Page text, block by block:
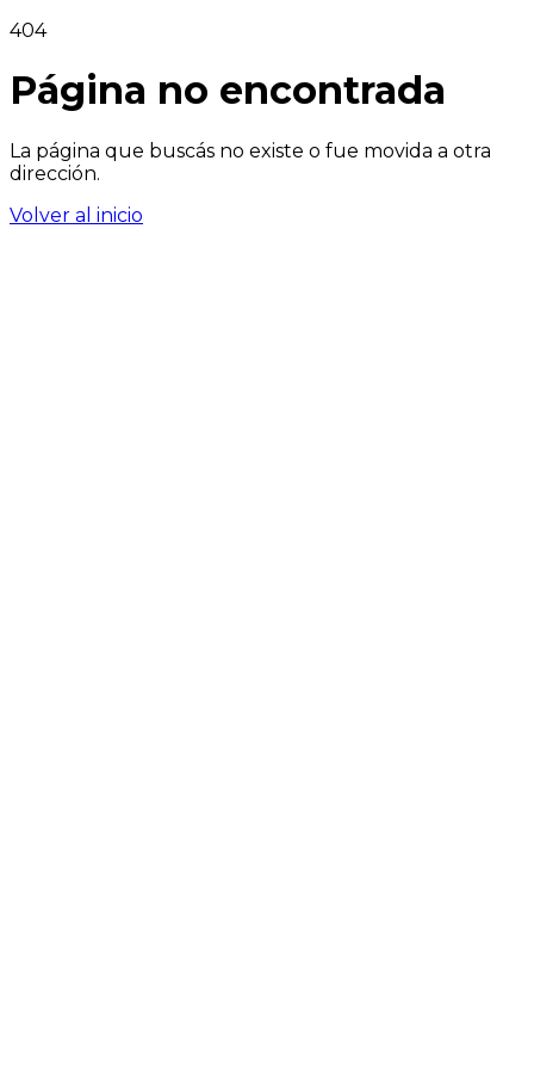
404
Página no encontrada
La página que buscás no existe o fue movida a otra
dirección.
Volver al inicio